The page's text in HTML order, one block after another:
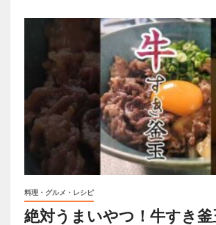
料理・グルメ・レシピ
絶対うまいやつ！牛すき